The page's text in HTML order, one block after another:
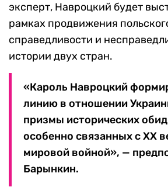
эксперт, Навроцкий будет
рамках продвижения
справедливости и
истории двух стран.
«Кароль Навроцкий
линию в отношении
призмы исторических
особенно связанных с XX
мировой войной», —
Барынкин.